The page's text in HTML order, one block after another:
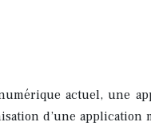
actuel, une
d’une application